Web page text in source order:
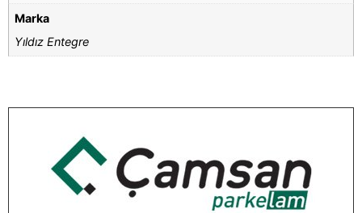
Marka
Yıldız Entegre